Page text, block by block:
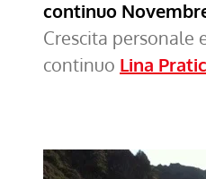
continuo
Crescita personale
continuo Lina